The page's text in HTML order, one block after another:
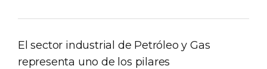
El sector industrial de Petróleo y Gas
representa uno de los pilares